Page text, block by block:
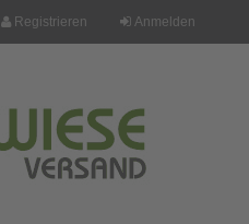
Registrieren Anmelden